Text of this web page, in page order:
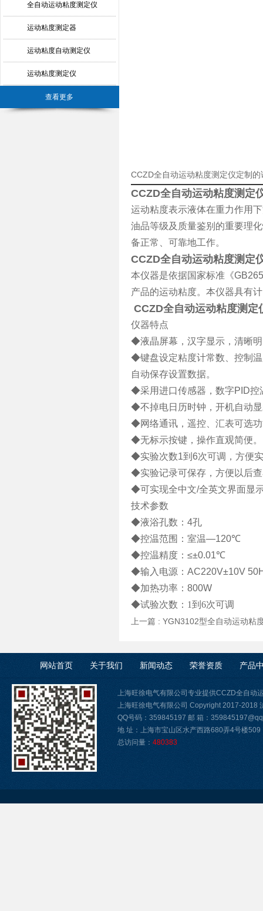
全自动运动粘度测定仪
运动粘度测定器
运动粘度自动测定仪
运动粘度测定仪
查看更多
CCZD全自动运动粘度测定仪定制的
CCZD全自动运动粘度测定
运动粘度表示液体在重力作用
油品等级及质量鉴别的重要理
备正常、可靠地工作。
CCZD全自动运动粘度测定
本仪器是依据国家标准《
产品的运动粘度。本仪器具有
CCZD全自动运动粘度测定
仪器特点
◆液晶屏幕，汉字显示，清晰
◆键盘设定粘度计常数、控制
自动保存设置数据。
◆采用进口传感器，数字PID控
◆不掉电日历时钟，开机自动
◆网络通讯，遥控、汇表可选
◆无标示按键，操作直观简便。
◆实验次数1到 6次可调，方便
◆实验记录可保存，方便以后
◆可实现全中文/全英文界面显
技术参数
◆液浴孔数： 4孔
◆控温范围：室温—120℃
◆控温精度： ≤±0.01℃
◆输入电源： AC220V±10V
◆加热功率： 800W
◆试验次数：1到6次可调
上一篇 : YGN3102型全自动运动粘
网站首页 关于我们 新闻动态 荣誉资质 产品
上海旺徐电气有限公司专业提供CCZD全自动
上海旺徐电气有限公司 Copyright 2017-2018
QQ号码：359845197 邮 箱：
地 址：上海市宝山区水产西路680弄4号楼509
总访问量： 480383